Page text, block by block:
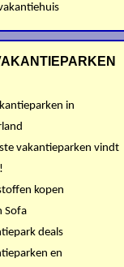
in
vakantieparken vindt
kopen
Sofa
deals
en